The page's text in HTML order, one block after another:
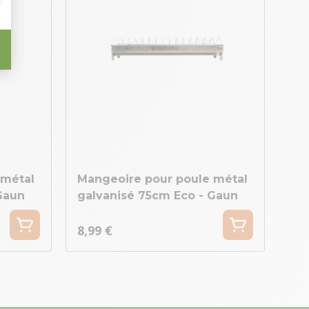
Mangeoire pour poule métal
galvanisé 75cm Eco - Gaun
8,99 €